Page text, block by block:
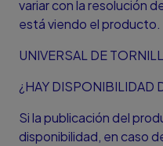
variar con la resolución
está viendo el producto.
UNIVERSAL DE
¿HAY DISPONIBILIDAD
Si la publicación del
disponibilidad, en caso